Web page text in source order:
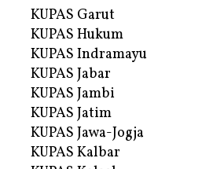
KUPAS Garut
KUPAS Hukum
KUPAS Indramayu
KUPAS Jabar
KUPAS Jambi
KUPAS Jatim
KUPAS Jawa-Jogja
KUPAS Kalbar